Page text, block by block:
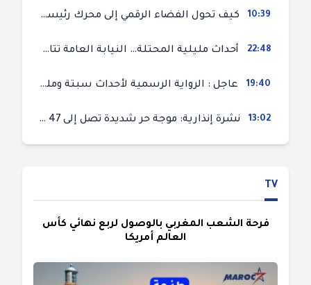
10:39 كيف تحول الفضاء الرقمي إلى محرك رئيسي لأحداث الهجرة في سبتة؟
22:48 أحداث مليلية المحتلة… النيابة العامة تتابع 50 متورطا في محاولة اقتحام السياح الحدودي بتهم ثقيلة
19:40 عاجل : الرواية الرسمية لأحداث سبتة ومليلية المحتلتين (وزارة الداخلية)
13:02 نشرة إنذارية: موجة حر شديدة تصل إلى 47 درجة بمختلف مناطق المغرب
TV
فرحة الشعب المغربي بالوصول لربع نهائي كأس
العالم أمريكا